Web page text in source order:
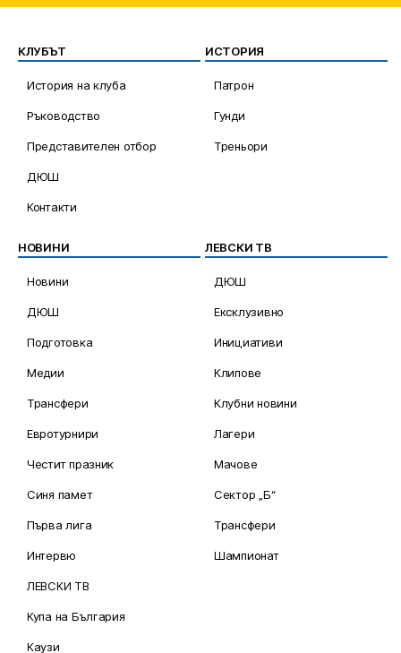
КЛУБЪТ
История на клуба
Ръководство
Представителен отбор
ДЮШ
Контакти
ИСТОРИЯ
Патрон
Гунди
Треньори
НОВИНИ
Новини
ДЮШ
Подготовка
Медии
Трансфери
Евротурнири
Честит празник
Синя памет
Първа лига
Интервю
ЛЕВСКИ ТВ
Купа на България
Каузи
ЛЕВСКИ ТВ
ДЮШ
Ексклузивно
Инициативи
Клипове
Клубни новини
Лагери
Мачове
Сектор „Б“
Трансфери
Шампионат